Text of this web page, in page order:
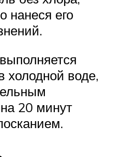
нанеся его
холодной воде,
20 минут